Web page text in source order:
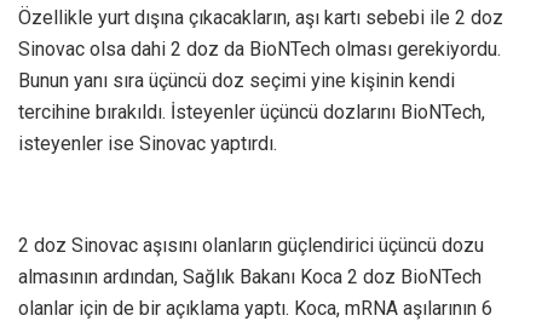
Özellikle yurt dışına çıkacakların, aşı kartı sebebi ile 2 doz
Sinovac olsa dahi 2 doz da BioNTech olması gerekiyordu.
Bunun yanı sıra üçüncü doz seçimi yine kişinin kendi
tercihine bırakıldı. İsteyenler üçüncü dozlarını BioNTech,
isteyenler ise Sinovac yaptırdı.
2 doz Sinovac aşısını olanların güçlendirici üçüncü dozu
almasının ardından, Sağlık Bakanı Koca 2 doz BioNTech
olanlar için de bir açıklama yaptı. Koca, mRNA aşılarının 6